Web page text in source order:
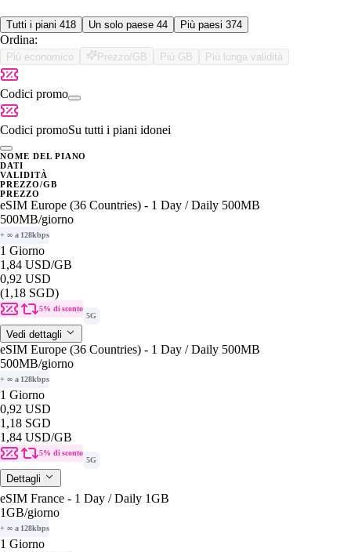
Tutti i piani 418 Un solo paese 44 Più paesi 374
Ordina:
Più economico Prezzo/GB Più GB Più lunga validità
Codici promo
Codici promoSu tutti i piani idonei
NOME DEL PIANO
DATI
VALIDITÀ
PREZZO/GB
PREZZO
eSIM Europe (36 Countries) - 1 Day / Daily 500MB
500MB/giorno
+ ∞ a 128kbps
1 Giorno
1,84 USD/GB
0,92 USD
(1,18 SGD)
5% di sconto
5G
Vedi dettagli
eSIM Europe (36 Countries) - 1 Day / Daily 500MB
500MB/giorno
+ ∞ a 128kbps
1 Giorno
0,92 USD
1,18 SGD
1,84 USD/GB
5% di sconto
5G
Dettagli
eSIM France - 1 Day / Daily 1GB
1GB/giorno
+ ∞ a 128kbps
1 Giorno